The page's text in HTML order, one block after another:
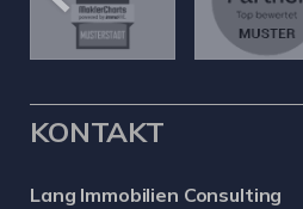
KONTAKT
Lang Immobilien Consulting